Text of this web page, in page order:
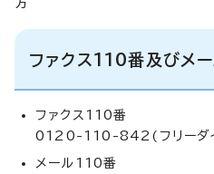
ファクス110番及びメ
ファクス110番
0120-110-842(フリーダ
メール110番